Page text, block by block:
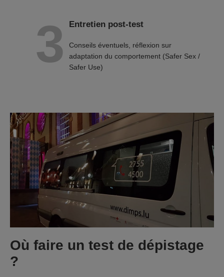
Entretien post-test
Conseils éventuels, réflexion sur
adaptation du comportement (Safer Sex /
Safer Use)
Où faire un test de dépistage
?